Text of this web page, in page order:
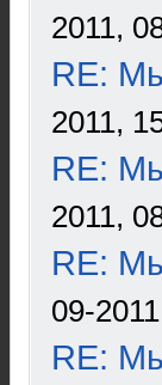
2011,
RE:
2011,
RE:
2011,
RE:
09-
RE: